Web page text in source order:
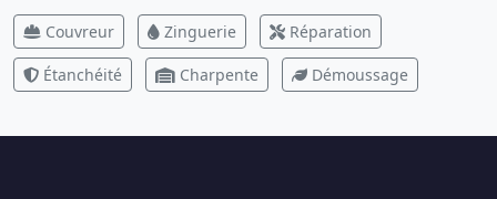
Couvreur Zinguerie Réparation
Étanchéité Charpente Démoussage